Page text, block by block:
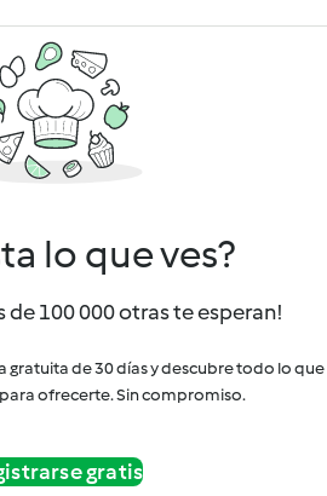
lo que ves?
de 100 000 otras te esperan!
gratuita de 30 días y descubre todo lo que
ofrecerte. Sin compromiso.
gratis